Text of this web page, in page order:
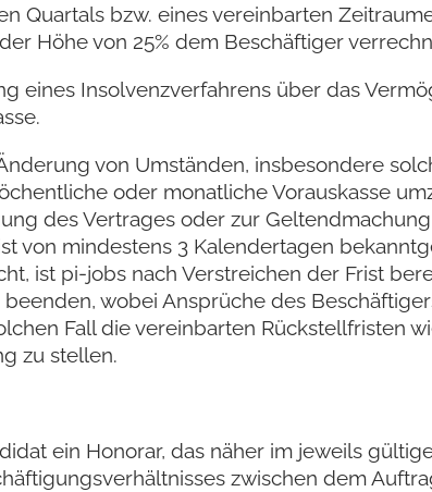
Quartals bzw. eines vereinbarten
Höhe von 25% dem Beschäftiger
eines Insolvenzverfahrens über das
von Umständen, insbesondere
oder monatliche Vorauskasse
des Vertrages oder zur
von mindestens 3 Kalendertagen
ist pi-jobs nach Verstreichen der Frist
beenden, wobei Ansprüche des
Fall die vereinbarten Rückstellfristen
zu stellen.
ein Honorar, das näher im jeweils
zwischen dem